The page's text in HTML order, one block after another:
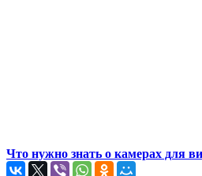
Что нужно знать о камерах для